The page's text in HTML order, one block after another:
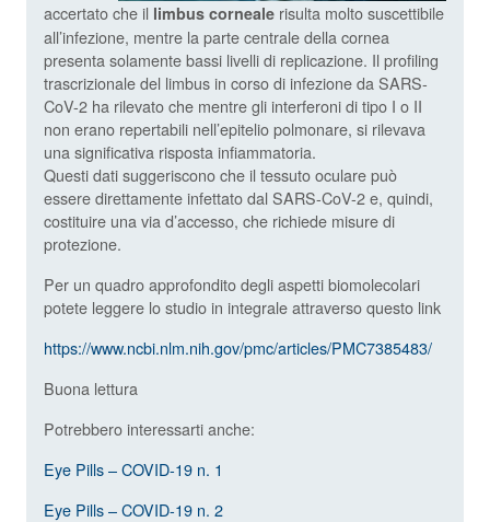
accertato che il limbus corneale risulta molto suscettibile
all’infezione, mentre la parte centrale della cornea
presenta solamente bassi livelli di replicazione. Il profiling
trascrizionale del limbus in corso di infezione da SARS-
CoV-2 ha rilevato che mentre gli interferoni di tipo I o II
non erano repertabili nell’epitelio polmonare, si rilevava
una significativa risposta infiammatoria.
Questi dati suggeriscono che il tessuto oculare può
essere direttamente infettato dal SARS-CoV-2 e, quindi,
costituire una via d’accesso, che richiede misure di
protezione.
Per un quadro approfondito degli aspetti biomolecolari
potete leggere lo studio in integrale attraverso questo link
https://www.ncbi.nlm.nih.gov/pmc/articles/PMC7385483/
Buona lettura
Potrebbero interessarti anche:
Eye Pills – COVID-19 n. 1
Eye Pills – COVID-19 n. 2